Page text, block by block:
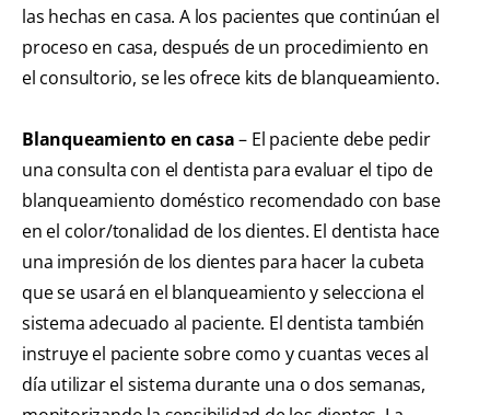
las hechas en casa. A los pacientes que continúan el
proceso en casa, después de un procedimiento en
el consultorio, se les ofrece kits de blanqueamiento.
Blanqueamiento en casa– El paciente debe pedir
una consulta con el dentista para evaluar el tipo de
blanqueamiento doméstico recomendado con base
en el color/tonalidad de los dientes. El dentista hace
una impresión de los dientes para hacer la cubeta
que se usará en el blanqueamiento y selecciona el
sistema adecuado al paciente. El dentista también
instruye el paciente sobre como y cuantas veces al
día utilizar el sistema durante una o dos semanas,